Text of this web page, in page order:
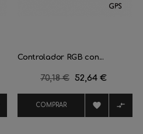
Controlador RGB con...
Precio
70,18 € Precio
52,64 €
COMPRAR  